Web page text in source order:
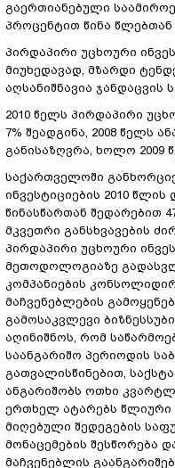
გაერთიანებული
პროცენტით წინა წლებთან
პირდაპირი უცხოური
მიუხედავად, მზარდი
აღსანიშნავია ჯანდაცვის
2010 წელს პირდაპირი
7% შეადგინა, 2008 წელს
განისაზღვრა, ხოლო 2009
საქართველოში
ინვესტიციების 2010
წინასწართან შედარებით
მკვეთრი განსხვავების
პირდაპირი უცხოური
მეთოდოლოგიაზე
კომპანიების
მაჩვენებლების
გამოსაკვლევი
აღინიშნოს, რომ
საანგარიშო პერიოდის
გათვალისწინებით,
ანგარიშობს ოთხი
ერთხელ ატარებს
მიღებული შედეგების
მონაცემების შესწორება
მაჩვენებლის